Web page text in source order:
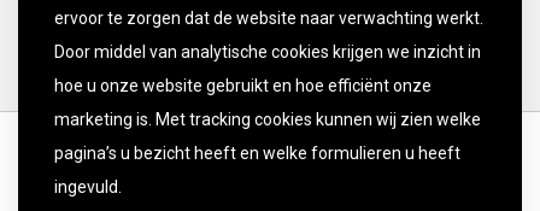
ervoor te zorgen dat de website naar verwachting werkt.
Door middel van analytische cookies krijgen we inzicht in
hoe u onze website gebruikt en hoe efficiënt onze
marketing is. Met tracking cookies kunnen wij zien welke
pagina’s u bezicht heeft en welke formulieren u heeft
ingevuld.